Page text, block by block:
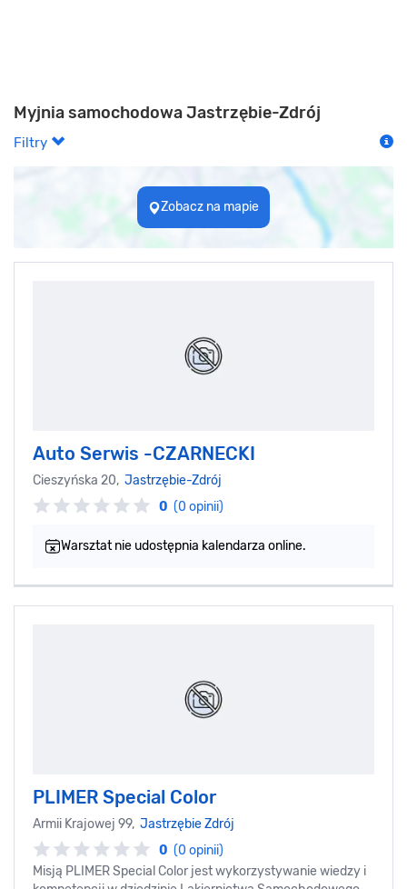
Myjnia samochodowa Jastrzębie-Zdrój
Filtry
Zobacz na mapie
Auto Serwis -CZARNECKI
Cieszyńska 20, Jastrzębie-Zdrój
0 (0 opinii)
Warsztat nie udostępnia kalendarza online.
PLIMER Special Color
Armii Krajowej 99, Jastrzębie Zdrój
0 (0 opinii)
Misją PLIMER Special Color jest wykorzystywanie wiedzy i